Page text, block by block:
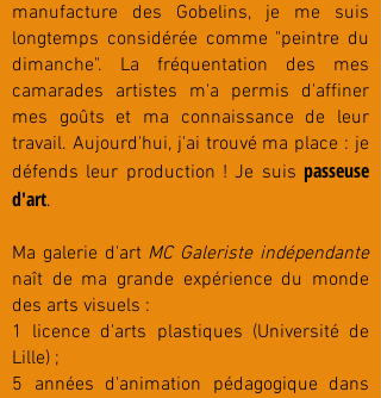
manufacture des Gobelins, je me suis
longtemps considérée comme "peintre du
dimanche". La fréquentation des mes
camarades artistes m'a permis d'affiner
mes goûts et ma connaissance de leur
travail. Aujourd'hui, j'ai trouvé ma place : je
défends leur production ! Je suis passeuse
d'art.
Ma galerie d'art MC Galeriste indépendante
naît de ma grande expérience du monde
des arts visuels :
1 licence d'arts plastiques (Université de
Lille) ;
5 années d'animation pédagogique dans